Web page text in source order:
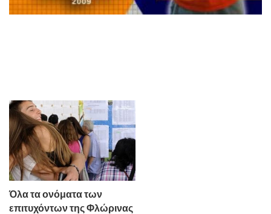
Όλα τα ονόματα των
επιτυχόντων της Φλώρινας